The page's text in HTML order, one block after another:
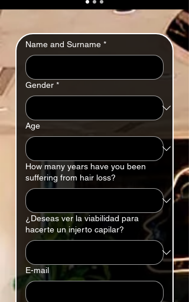
Name and Surname *
Gender *
Age
How many years have you been
suffering from hair loss?
¿Deseas ver la viabilidad para
hacerte un injerto capilar?
E-mail